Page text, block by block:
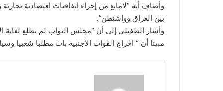
وأضاف أنه “لامانع من إجراء اتفاقيات اقتصادية
بين العراق وواشنطن”.
وأشار الطفيلي إلى أن “مجلس النواب لم يطلع لغاية
مبينا أن “ اخراج القوات الأجنبية بات مطلبا شعبيا